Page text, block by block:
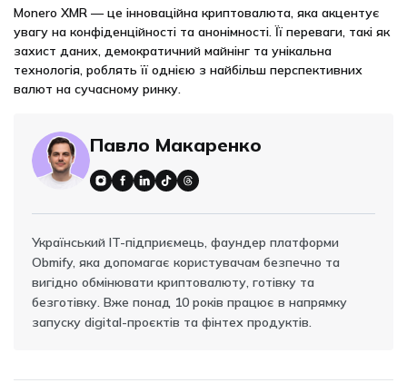
Monero XMR — це інноваційна криптовалюта, яка акцентує
увагу на конфіденційності та анонімності. Її переваги, такі як
захист даних, демократичний майнінг та унікальна
технологія, роблять її однією з найбільш перспективних
валют на сучасному ринку.
Павло Макаренко
Український IT-підприємець, фаундер платформи
Obmify, яка допомагає користувачам безпечно та
вигідно обмінювати криптовалюту, готівку та
безготівку. Вже понад 10 років працює в напрямку
запуску digital-проєктів та фінтех продуктів.